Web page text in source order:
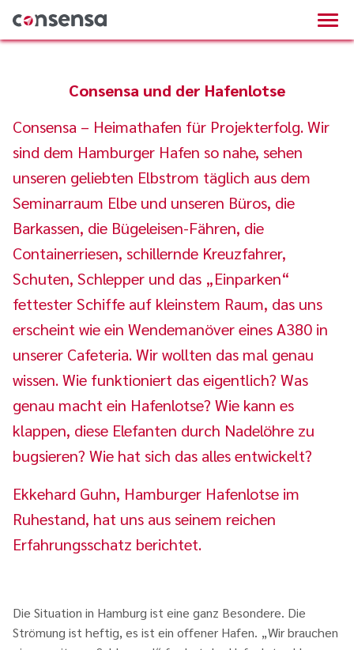
Consensa und der Hafenlotse
Consensa – Heimathafen für Projekterfolg. Wir
sind dem Hamburger Hafen so nahe, sehen
unseren geliebten Elbstrom täglich aus dem
Seminarraum Elbe und unseren Büros, die
Barkassen, die Bügeleisen-Fähren, die
Containerriesen, schillernde Kreuzfahrer,
Schuten, Schlepper und das „Einparken“
fettester Schiffe auf kleinstem Raum, das uns
erscheint wie ein Wendemanöver eines A380 in
unserer Cafeteria. Wir wollten das mal genau
wissen. Wie funktioniert das eigentlich? Was
genau macht ein Hafenlotse? Wie kann es
klappen, diese Elefanten durch Nadelöhre zu
bugsieren? Wie hat sich das alles entwickelt?
Ekkehard Guhn, Hamburger Hafenlotse im
Ruhestand, hat uns aus seinem reichen
Erfahrungsschatz berichtet.
Die Situation in Hamburg ist eine ganz Besondere. Die
Strömung ist heftig, es ist ein offener Hafen. „Wir brauchen